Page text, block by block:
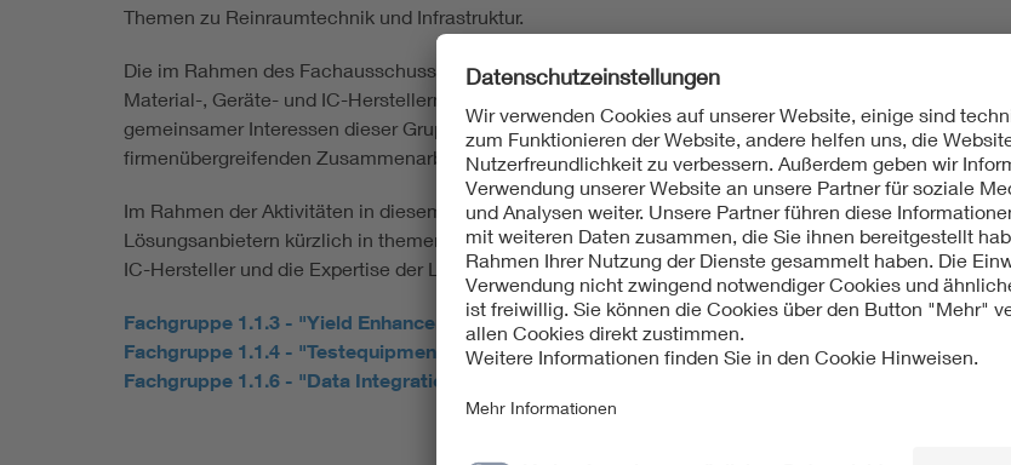
Themen zu Reinraumtechnik und Infrastruktur.
Die im Rahmen des Fachausschusses stattfindenden Workshops zielen auf die Vernetzung von
Material-, Geräte- und IC-Herstellern. Basierend darauf dienen sie der Feststellung und Formulierung
gemeinsamer Interessen dieser Gruppen und verfolgen somit mittelfristig das Ziel einer
firmenübergreifenden Zusammenarbeit in Bezug auf übergeordnete Themenkreise und Projekte.
Im Rahmen der Aktivitäten in diesem Fachausschuss wurde die Vernetzung von Anwendern und
Lösungsanbietern kürzlich in themenbezogenen Workshops intensiviert, in denen die Interessen der
IC-Hersteller und die Expertise der Lieferanten im Fokus standen.
Fachgruppe 1.1.3 - "Yield Enhancement"
Fachgruppe 1.1.4 - "Testequipment und-verfahren"
Fachgruppe 1.1.6 - "Data Integration and Analytics"